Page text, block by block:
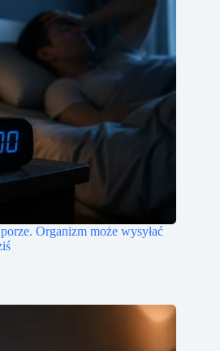
Organizm może wysyłać